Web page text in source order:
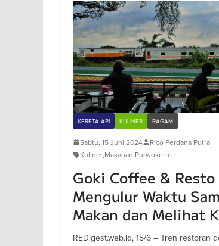
KERETA API KULINER RAGAM
Sabtu, 15 Juni 2024
Rico Perdana Putra
Kuliner,Makanan,Purwokerto
Goki Coffee & Resto
Mengulur Waktu
Makan dan Melihat
REDigest.web.id, 15/6 – Tren restoran